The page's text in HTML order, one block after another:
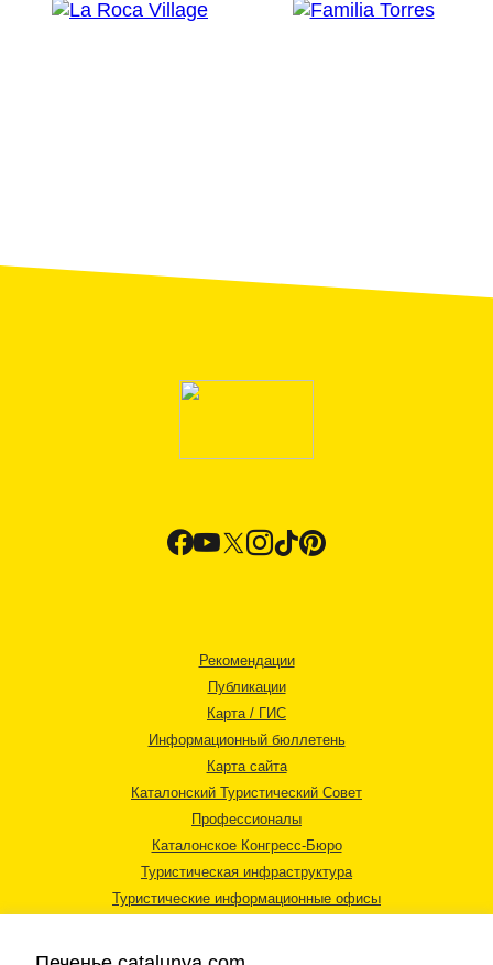
Рекомендации
Публикации
Карта / ГИС
Информационный бюллетень
Карта сайта
Каталонский Туристический Совет
Профессионалы
Каталонское Конгресс-Бюро
Туристическая инфраструктура
Туристические информационные офисы